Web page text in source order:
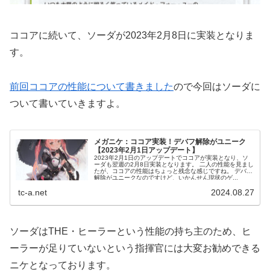
ココアに続いて、ソーダが2023年2月8日に実装となりま
す。
前回ココアの性能について書きましたので今回はソーダに
ついて書いていきますよ。
メガニケ：ココア実装！デバフ解除がユニーク
【2023年2月1日アップデート】
2023年2月1日のアップデートでココアが実装となり、ソ
ーダも翌週の2月8日実装となります。 二人の性能を見まし
たが、ココアの性能はちょっと残念な感じですね。 デバフ
解除がユニークなのですけど、いかんせん現状のゲ...
tc-a.net 2024.08.27
ソーダはTHE・ヒーラーという性能の持ち主のため、ヒ
ーラーが足りていないという指揮官には大変お勧めできる
ニケとなっております。